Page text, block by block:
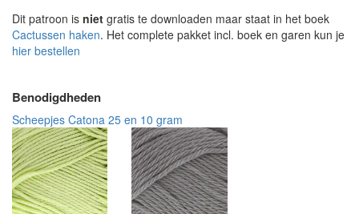
Dit patroon is niet gratis te downloaden maar staat in het boek
Cactussen haken. Het complete pakket incl. boek en garen kun je
hier bestellen
Benodigdheden
Scheepjes Catona 25 en 10 gram